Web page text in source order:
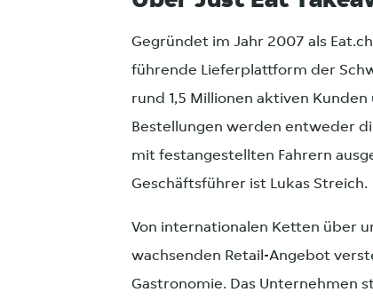
Gegründet im Jahr 2007 als
führende Lieferplattform der
rund 1,5 Millionen aktiven
Bestellungen werden entweder
mit festangestellten Fahrern
Geschäftsführer ist Lukas Streich.
Von internationalen Ketten über
wachsenden Retail-Angebot
Gastronomie. Das Unternehmen